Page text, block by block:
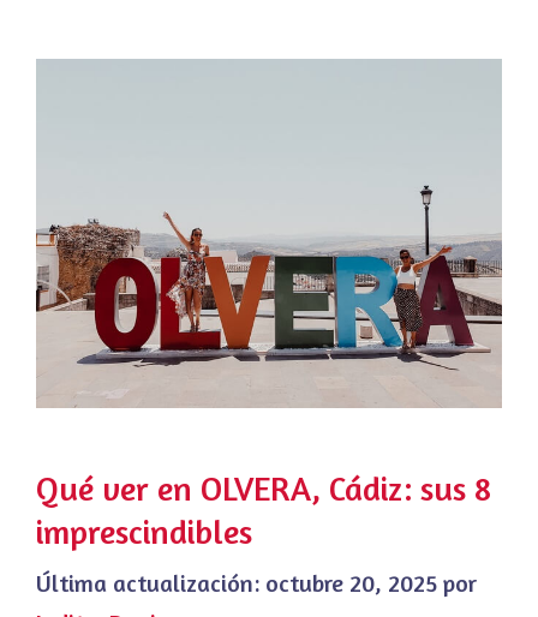
Qué ver en OLVERA, Cádiz: sus 8
imprescindibles
Última actualización: octubre 20, 2025 por